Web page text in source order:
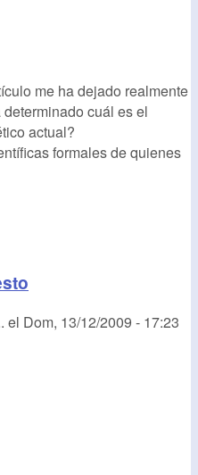
me ha dejado realmente
cuál es el
actual?
formales de quienes
el Dom, 13/12/2009 - 17:23